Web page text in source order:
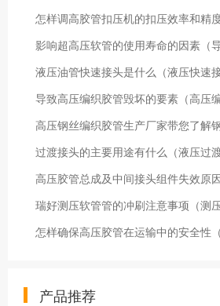
怎样调高胶管扣压机的扣压效率和精
液压油管快速接头是什么（液压快速
产品推荐